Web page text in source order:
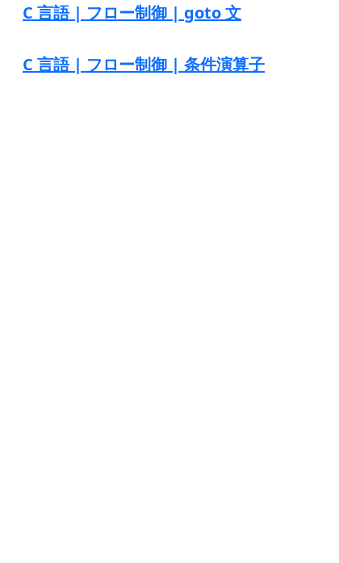
C 言語 | フロー制御 | goto 文
C 言語 | フロー制御 | 条件演算子